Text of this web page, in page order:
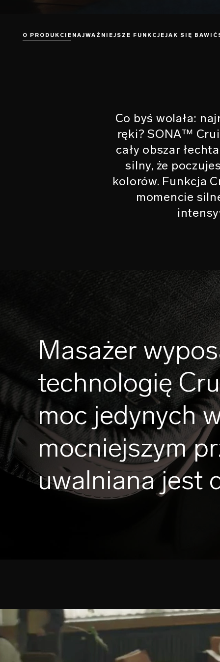
O PRODUKCIE NAJWAŻNIEJSZE FUNKCJEJAK SIĘ BAWIĆ
Co byś wolała:
ręki? SONA™
cały obszar
silny, że
kolorów. Funkcja
momencie
Masażer
technologię
moc jedynych
mocniejszym
uwalniana jest